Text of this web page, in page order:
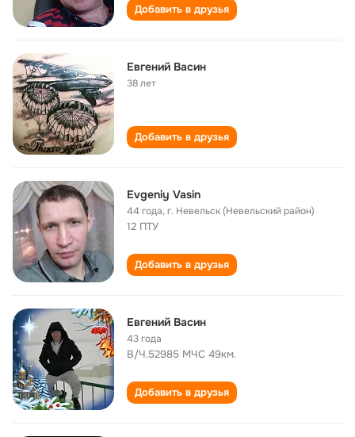
Добавить в друзья
Евгений Васин
38 лет
Добавить в друзья
Evgeniy Vasin
44 года,г. Невельск (Невельский район)
12 ПТУ
Добавить в друзья
Евгений Васин
43 года
В/Ч.52985 МЧС 49км.
Добавить в друзья